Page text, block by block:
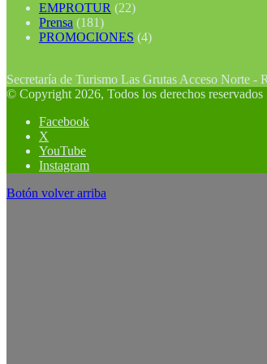
EMPROTUR (22)
Prensa (181)
PROMOCIONES (4)
Secretaría de Turismo Las Grutas Acceso Norte
© Copyright 2026, Todos los derechos
Facebook
X
YouTube
Instagram
Botón volver arriba